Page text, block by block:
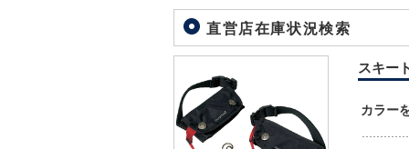
直営店在庫状況検索
スキー
カラー